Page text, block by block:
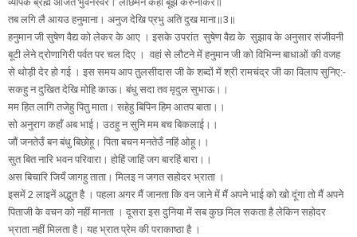
तब लगि लै आयउ हनुमाना। अनुज देखि प्रभु अति दुख माना॥3॥
हनुमान जी सुषेण वैद्य को लेकर के आए । इसके उपरांत सुषेण वैद्य के सुझाव के अनुसार संजीवनी
बूटी लेने द्रोणागिरी पर्वत पर चल दिए । वहां से लौटने में हनुमान जी को विभिन्न बाधाओं की वजह
से थोड़ी देर हो गई । इस समय आप तुलसीदास जी के शब्दों में श्री रामचंद्र जी का विलाप सुनिए:-
सकहु न दुखित देखि मोहि काऊ। बंधु सदा तव मृदुल सुभाऊ।।
मम हित लागि तजेहु पितु माता। सहेहु बिपिन हिम आतप बाता।।
सो अनुराग कहाँ अब भाई। उठहु न सुनि मम बच बिकलाई।।
जौं जनतेउँ बन बंधु बिछोहू। पिता बचन मनतेउँ नहिं ओहू।।
सुत बित नारि भवन परिवारा। होहिं जाहिं जग बारहिं बारा।।
अस बिचारि जियँ जागहु ताता। मिलइ न जगत सहोदर भ्राता ।
इसमें 2 लाइनें अद्भुत है । पहला अगर मैं जानता कि वन जाने में मैं अपने भाई को खो दूंगा तो मैं अपने
पिताजी के वचन को नहीं मानता । दूसरा इस दुनिया में सब कुछ मिल सकता है लेकिन सहोदर
भ्राता नहीं मिलता है। यह भ्रात प्रेम की पराकाष्ठा है ।